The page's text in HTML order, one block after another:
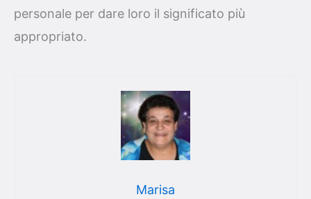
personale per dare loro il significato più
appropriato.
Marisa